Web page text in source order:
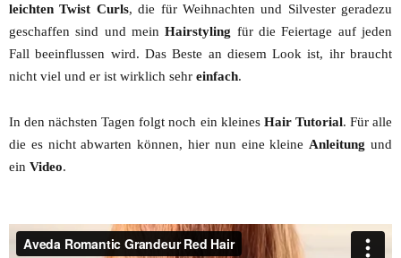
leichten Twist Curls, die für Weihnachten und Silvester geradezu
geschaffen sind und meinHairstyling für die Feiertage auf jeden
Fall beeinflussen wird. Das Beste an diesem Look ist, ihr braucht
nicht viel und er ist wirklich sehr einfach.
In den nächsten Tagen folgt noch ein kleines Hair Tutorial. Für alle
die es nicht abwarten können, hier nun eine kleine Anleitung und
ein Video.